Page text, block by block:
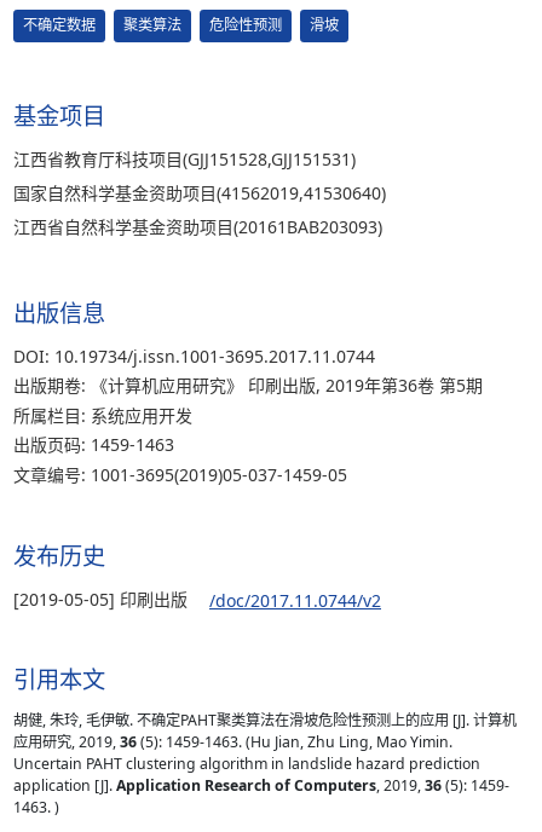
不确定数据 聚类算法 危险性预测 滑坡
基金项目
江西省教育厅科技项目(GJJ151528,GJJ151531)
国家自然科学基金资助项目(41562019,41530640)
江西省自然科学基金资助项目(20161BAB203093)
出版信息
DOI: 10.19734/j.issn.1001-3695.2017.11.0744
出版期卷: 《计算机应用研究》 印刷出版, 2019年第36卷 第5期
所属栏目: 系统应用开发
出版页码: 1459-1463
文章编号: 1001-3695(2019)05-037-1459-05
发布历史
[2019-05-05] 印刷出版 /doc/2017.11.0744/v2
引用本文
胡健, 朱玲, 毛伊敏. 不确定PAHT聚类算法在滑坡危险性预测上的应用 [J]. 计算机
应用研究, 2019,36(5): 1459-1463. (Hu Jian, Zhu Ling, Mao Yimin.
Uncertain PAHT clustering algorithm in landslide hazard prediction
application [J].Application Research of Computers, 2019,36(5): 1459-
1463. )